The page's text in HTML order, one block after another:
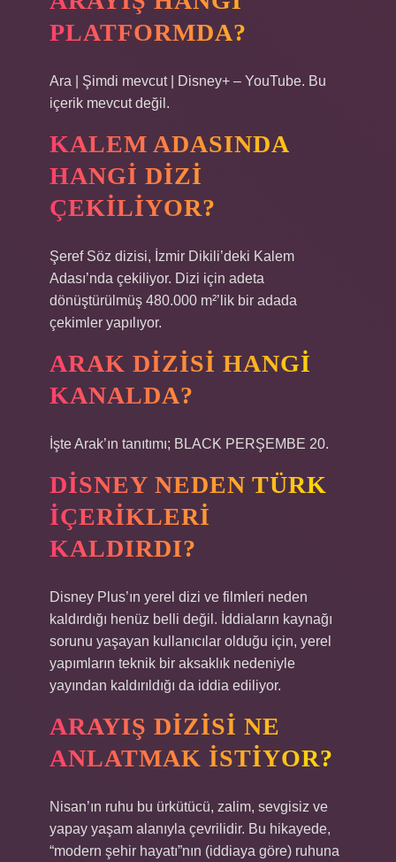
PLATFORMDA?
Ara | Şimdi mevcut | Disney+ – YouTube. Bu
içerik mevcut değil.
KALEM ADASINDA
HANGI DIZI
ÇEKILIYOR?
Şeref Söz dizisi, İzmir Dikili’deki Kalem
Adası’nda çekiliyor. Dizi için adeta
dönüştürülmüş 480.000 m²’lik bir adada
çekimler yapılıyor.
ARAK DIZISI HANGI
KANALDA?
İşte Arak’ın tanıtımı; BLACK PERŞEMBE 20.
DISNEY NEDEN TÜRK
IÇERIKLERI
KALDIRDI?
Disney Plus’ın yerel dizi ve filmleri neden
kaldırdığı henüz belli değil. İddiaların kaynağı
sorunu yaşayan kullanıcılar olduğu için, yerel
yapımların teknik bir aksaklık nedeniyle
yayından kaldırıldığı da iddia ediliyor.
ARAYIŞ DIZISI NE
ANLATMAK ISTIYOR?
Nisan’ın ruhu bu ürkütücü, zalim, sevgisiz ve
yapay yaşam alanıyla çevrilidir. Bu hikayede,
“modern şehir hayatı”nın (iddiaya göre) ruhuna